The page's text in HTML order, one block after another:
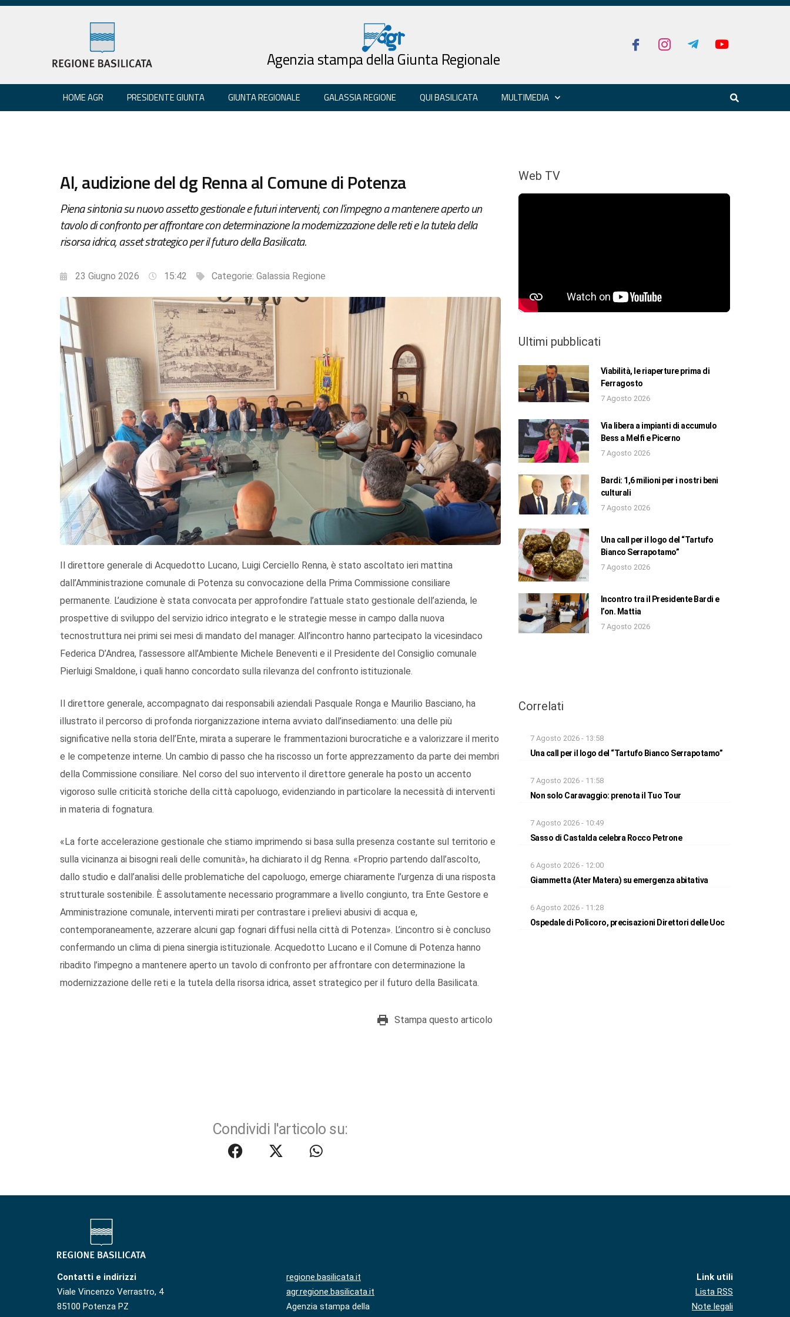
Agenzia stampa della Giunta Regionale
HOME AGR PRESIDENTE GIUNTA GIUNTA REGIONALE GALASSIA REGIONE QUI BASILICATA MULTIMEDIA
Al, audizione del dg Renna al Comune di Potenza
Piena sintonia su nuovo assetto gestionale e futuri interventi, con l'impegno a mantenere aperto un
tavolo di confronto per affrontare con determinazione la modernizzazione delle reti e la tutela della
risorsa idrica, asset strategico per il futuro della Basilicata.
23 Giugno 2026 15:42 Categorie: Galassia Regione
Il direttore generale di Acquedotto Lucano, Luigi Cerciello Renna, è stato ascoltato ieri mattina
dall’Amministrazione comunale di Potenza su convocazione della Prima Commissione consiliare
permanente. L’audizione è stata convocata per approfondire l’attuale stato gestionale dell’azienda, le
prospettive di sviluppo del servizio idrico integrato e le strategie messe in campo dalla nuova
tecnostruttura nei primi sei mesi di mandato del manager. All’incontro hanno partecipato la vicesindaco
Federica D’Andrea, l’assessore all’Ambiente Michele Beneventi e il Presidente del Consiglio comunale
Pierluigi Smaldone, i quali hanno concordato sulla rilevanza del confronto istituzionale.
Il direttore generale, accompagnato dai responsabili aziendali Pasquale Ronga e Maurilio Basciano, ha
illustrato il percorso di profonda riorganizzazione interna avviato dall’insediamento: una delle più
significative nella storia dell’Ente, mirata a superare le frammentazioni burocratiche e a valorizzare il merito
e le competenze interne. Un cambio di passo che ha riscosso un forte apprezzamento da parte dei membri
della Commissione consiliare. Nel corso del suo intervento il direttore generale ha posto un accento
vigoroso sulle criticità storiche della città capoluogo, evidenziando in particolare la necessità di interventi
in materia di fognatura.
«La forte accelerazione gestionale che stiamo imprimendo si basa sulla presenza costante sul territorio e
sulla vicinanza ai bisogni reali delle comunità», ha dichiarato il dg Renna. «Proprio partendo dall’ascolto,
dallo studio e dall’analisi delle problematiche del capoluogo, emerge chiaramente l’urgenza di una risposta
strutturale sostenibile. È assolutamente necessario programmare a livello congiunto, tra Ente Gestore e
Amministrazione comunale, interventi mirati per contrastare i prelievi abusivi di acqua e,
contemporaneamente, azzerare alcuni gap fognari diffusi nella città di Potenza». L’incontro si è concluso
confermando un clima di piena sinergia istituzionale. Acquedotto Lucano e il Comune di Potenza hanno
ribadito l’impegno a mantenere aperto un tavolo di confronto per affrontare con determinazione la
modernizzazione delle reti e la tutela della risorsa idrica, asset strategico per il futuro della Basilicata.
Stampa questo articolo
Condividi l'articolo su:
Web TV
Ultimi pubblicati
Viabilità, le riaperture prima di
Ferragosto
7 Agosto 2026
Via libera a impianti di accumulo
Bess a Melfi e Picerno
7 Agosto 2026
Bardi: 1,6 milioni per i nostri beni
culturali
7 Agosto 2026
Una call per il logo del “Tartufo
Bianco Serrapotamo”
7 Agosto 2026
Incontro tra il Presidente Bardi e
l’on. Mattia
7 Agosto 2026
Correlati
7 Agosto 2026 - 13:58
Una call per il logo del “Tartufo Bianco Serrapotamo”
7 Agosto 2026 - 11:58
Non solo Caravaggio: prenota il Tuo Tour
7 Agosto 2026 - 10:49
Sasso di Castalda celebra Rocco Petrone
6 Agosto 2026 - 12:00
Giammetta (Ater Matera) su emergenza abitativa
6 Agosto 2026 - 11:28
Ospedale di Policoro, precisazioni Direttori delle Uoc
Contatti e indirizzi
Viale Vincenzo Verrastro, 4
85100 Potenza PZ
regione.basilicata.it
agr.regione.basilicata.it
Agenzia stampa della
Link utili
Lista RSS
Note legali